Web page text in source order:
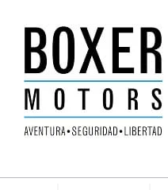
contenido